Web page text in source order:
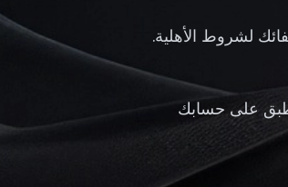
الأسعار
لشروط الأهلية.
على حسابك